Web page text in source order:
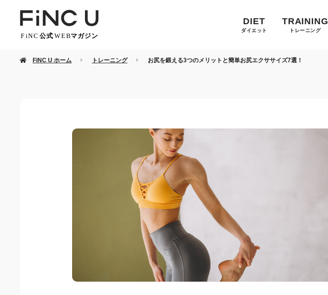
DIET
ダイエット
TRAINING
トレーニング
FiNC U ホーム トレーニング お尻を鍛える3つのメリットと簡単お尻エクササイズ7選！